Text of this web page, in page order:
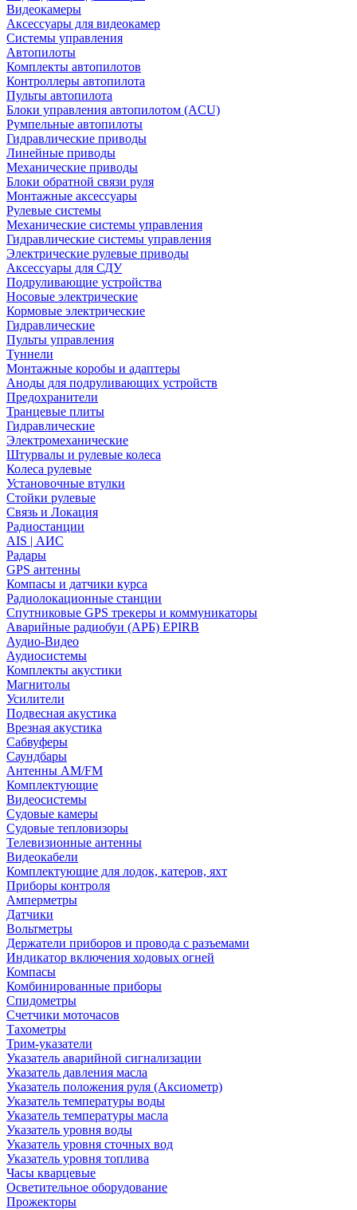
Видеокамеры
Аксессуары для видеокамер
Системы управления
Автопилоты
Комплекты автопилотов
Контроллеры автопилота
Пульты автопилота
Блоки управления автопилотом (ACU)
Румпельные автопилоты
Гидравлические приводы
Линейные приводы
Механические приводы
Блоки обратной связи руля
Монтажные аксессуары
Рулевые системы
Механические системы управления
Гидравлические системы управления
Электрические рулевые приводы
Аксессуары для СДУ
Подруливающие устройства
Носовые электрические
Кормовые электрические
Гидравлические
Пульты управления
Туннели
Монтажные коробы и адаптеры
Аноды для подруливающих устройств
Предохранители
Транцевые плиты
Гидравлические
Электромеханические
Штурвалы и рулевые колеса
Колеса рулевые
Установочные втулки
Стойки рулевые
Связь и Локация
Радиостанции
AIS | АИС
Радары
GPS антенны
Компасы и датчики курса
Радиолокационные станции
Спутниковые GPS трекеры и коммуникаторы
Аварийные радиобуи (АРБ) EPIRB
Аудио-Видео
Аудиосистемы
Комплекты акустики
Магнитолы
Усилители
Подвесная акустика
Врезная акустика
Сабвуферы
Саундбары
Антенны AM/FM
Комплектующие
Видеосистемы
Судовые камеры
Cудовые тепловизоры
Телевизионные антенны
Видеокабели
Комплектующие для лодок, катеров, яхт
Приборы контроля
Амперметры
Датчики
Вольтметры
Держатели приборов и провода с разъемами
Индикатор включения ходовых огней
Компасы
Комбинированные приборы
Спидометры
Счетчики моточасов
Тахометры
Трим-указатели
Указатель аварийной сигнализации
Указатель давления масла
Указатель положения руля (Аксиометр)
Указатель температуры воды
Указатель температуры масла
Указатель уровня воды
Указатель уровня сточных вод
Указатель уровня топлива
Часы кварцевые
Осветительное оборудование
Прожекторы